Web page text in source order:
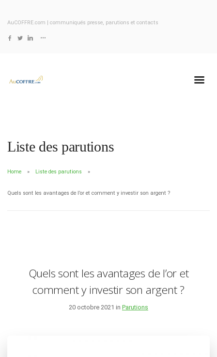
AuCOFFRE.com | communiqués presse, parutions et contacts
Liste des parutions
Home Liste des parutions
Quels sont les avantages de l’or et comment y investir son argent ?
Quels sont les avantages de l’or et
comment y investir son argent ?
20 octobre 2021 in Parutions